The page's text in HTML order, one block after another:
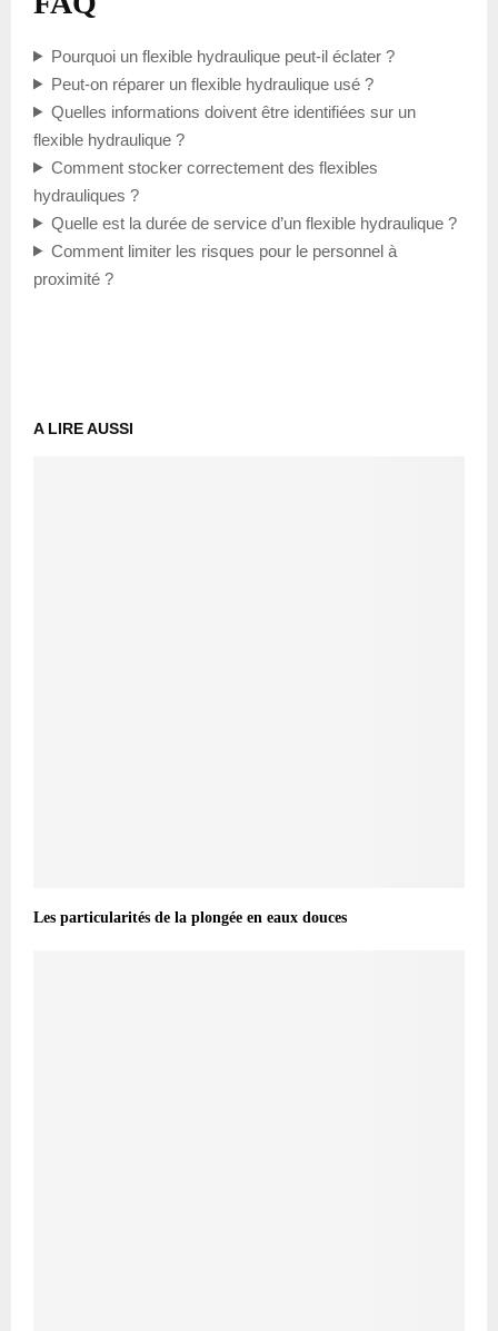
Pourquoi un flexible hydraulique peut-il éclater ?
Peut-on réparer un flexible hydraulique usé ?
Quelles informations doivent être identifiées sur un
flexible hydraulique ?
Comment stocker correctement des flexibles
hydrauliques ?
Quelle est la durée de service d’un flexible hydraulique ?
Comment limiter les risques pour le personnel à
proximité ?
A LIRE AUSSI
Les particularités de la plongée en eaux douces